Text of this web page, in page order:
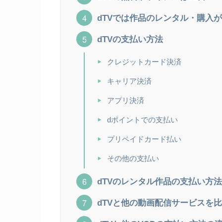
dTVでは作品のレンタル・購入
dTVの支払い方法
クレジットカード決済
キャリア決済
アプリ決済
dポイントでの支払い
プリペイドカード払い
その他の支払い
dTVのレンタル作品の支払い方法
dTVと他の動画配信サービスを